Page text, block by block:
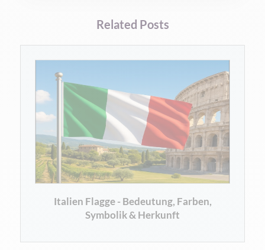
Related Posts
Italien Flagge - Bedeutung, Farben,
Symbolik & Herkunft